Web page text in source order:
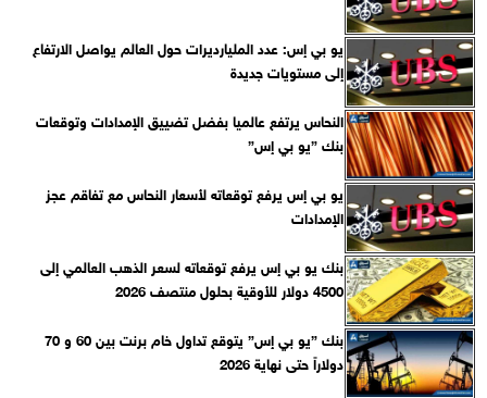
يو بي إس: عدد المليارديرات حول العالم يواصل الارتفاع
إلى مستويات جديدة
النحاس يرتفع عالميا بفضل تضييق الإمدادات وتوقعات
بنك ”يو بي إس”
يو بي إس يرفع توقعاته لأسعار النحاس مع تفاقم عجز
الإمدادات
بنك يو بي إس يرفع توقعاته لسعر الذهب العالمي إلى
4500 دولار للأوقية بحلول منتصف 2026
بنك ”يو بي إس” يتوقع تداول خام برنت بين 60 و 70
دولاراً حتى نهاية 2026